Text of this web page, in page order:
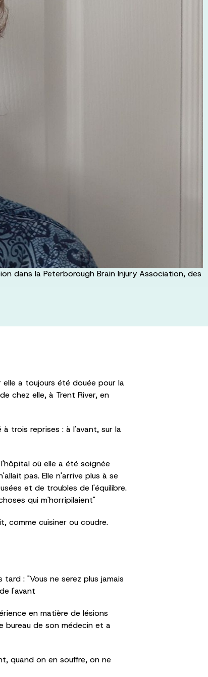
dans la Peterborough Brain Injury Association, des
elle a toujours été douée pour la
chez elle, à Trent River, en
trois reprises : à l'avant, sur la
où elle a été soignée
pas. Elle n'arrive plus à se
et de troubles de l'équilibre.
qui m'horripilaient"
comme cuisiner ou coudre.
: "Vous ne serez plus jamais
l'avant
en matière de lésions
bureau de son médecin et a
quand on en souffre, on ne